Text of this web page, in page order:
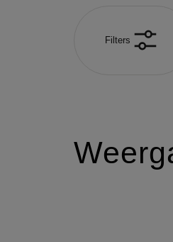
Filters